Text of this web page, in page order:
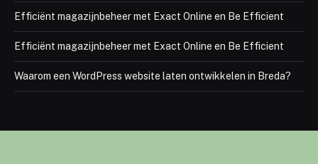
Efficiënt magazijnbeheer met Exact Online en Be Efficient
Efficiënt magazijnbeheer met Exact Online en Be Efficient
Waarom een WordPress website laten ontwikkelen in Breda?